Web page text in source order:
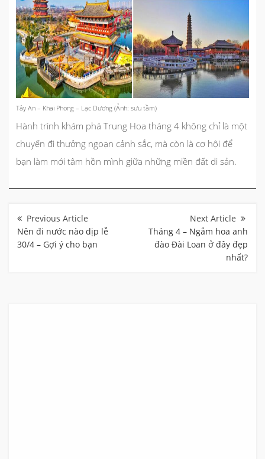
Tây An – Khai Phong – Lạc Dương (Ảnh: sưu tầm)
Hành trình khám phá Trung Hoa tháng 4 không chỉ là một
chuyến đi thưởng ngoạn cảnh sắc, mà còn là cơ hội để
bạn làm mới tâm hồn mình giữa những miền đất di sản.
hướng
bài
viết
Nên đi nước nào dịp lễ
30/4 – Gợi ý cho bạn
Tháng 4 – Ngắm hoa anh
đào Đài Loan ở đây đẹp
nhất?